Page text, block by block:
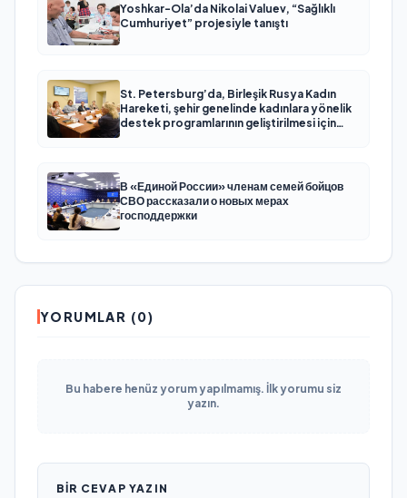
Yoshkar-Ola’da Nikolai Valuev, “Sağlıklı
Cumhuriyet” projesiyle tanıştı
St. Petersburg’da, Birleşik Rusya Kadın
Hareketi, şehir genelinde kadınlara yönelik
destek programlarının geliştirilmesi için
В «Единой России» членам семей бойцов
СВО рассказали о новых мерах
господдержки
YORUMLAR (0)
Bu habere henüz yorum yapılmamış. İlk yorumu siz
yazın.
BIR CEVAP YAZIN